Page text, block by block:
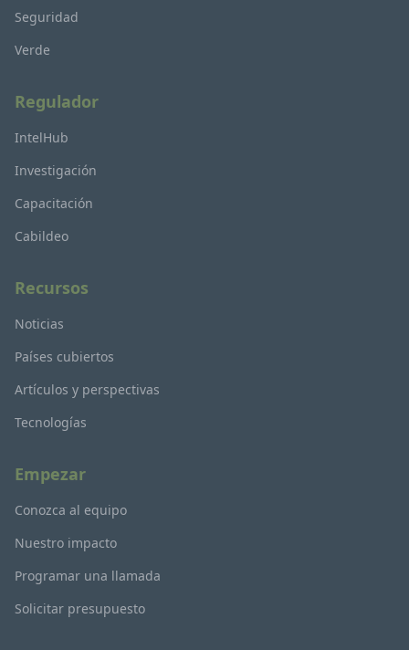
Seguridad
Verde
Regulador
IntelHub
Investigación
Capacitación
Cabildeo
Recursos
Noticias
Países cubiertos
Artículos y perspectivas
Tecnologías
Empezar
Conozca al equipo
Nuestro impacto
Programar una llamada
Solicitar presupuesto